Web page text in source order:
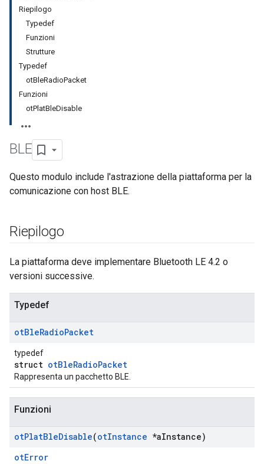
Riepilogo
Typedef
Funzioni
Strutture
Typedef
otBleRadioPacket
Funzioni
otPlatBleDisable
BLE
Questo modulo include l'astrazione della piattaforma per la
comunicazione con host BLE.
Riepilogo
La piattaforma deve implementare Bluetooth LE 4.2 o
versioni successive.
Typedef
otBleRadioPacket
typedef
struct otBleRadioPacket
Rappresenta un pacchetto BLE.
Funzioni
otPlatBleDisable(otInstance *aInstance)
otError